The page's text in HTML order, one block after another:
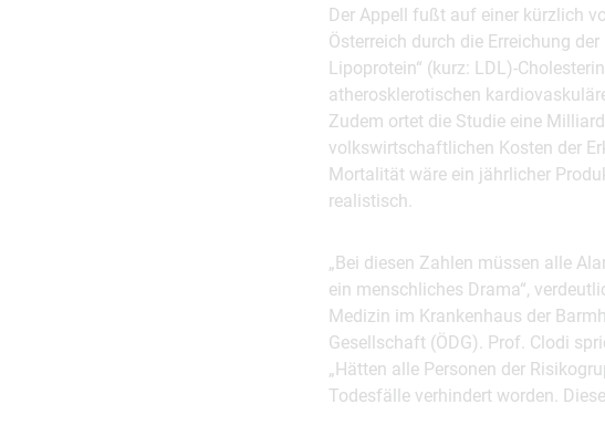
Der Appell fußt auf einer kürzlich
Österreich durch die Erreichung
Lipoprotein“ (kurz: LDL)-
atherosklerotischen
Zudem ortet die Studie eine
volkswirtschaftlichen Kosten der
Mortalität wäre ein jährlicher
realistisch.
„Bei diesen Zahlen müssen alle
ein menschliches Drama“,
Medizin im Krankenhaus der
Gesellschaft (ÖDG). Prof. Clodi
„Hätten alle Personen der
Todesfälle verhindert worden.